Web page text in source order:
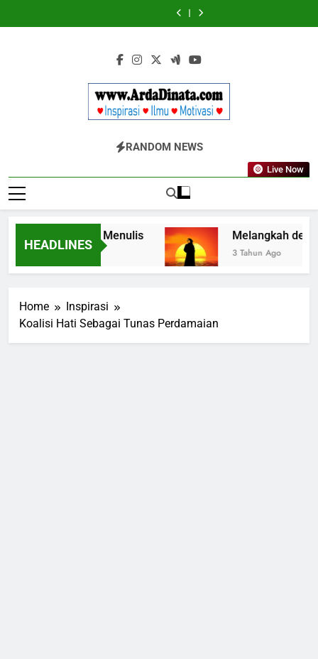
to
Komunikasi
di
EF
English
for
Adults
Diketahui
untuk
Komunikasi
EF
English
for
Adults
Inspirasi, Ilmu, Dan Motivasi
RANDOM NEWS
Live Now
HEADLINES
dalam Seni Menulis Melangkah dengan
3 Tahun Ago
Home
Inspirasi
Koalisi Hati Sebagai Tunas Perdamaian